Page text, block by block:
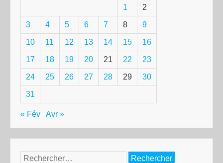
1 2
3 4 5 6 7 8 9
10 11 12 13 14 15 16
17 18 19 20 21 22 23
24 25 26 27 28 29 30
31
« Fév Avr »
Rechercher :